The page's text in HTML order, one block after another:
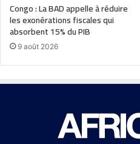
Congo : La BAD appelle à réduire
les exonérations fiscales qui
absorbent 15% du PIB
9 août 2026